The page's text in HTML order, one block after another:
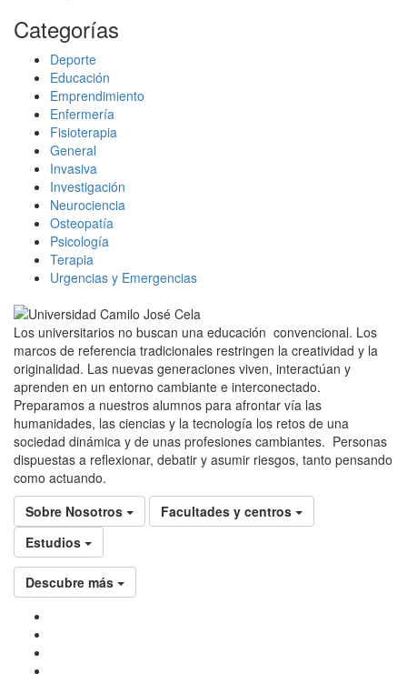
Categorías
Deporte
Educación
Emprendimiento
Enfermería
Fisioterapia
General
Invasiva
Investigación
Neurociencia
Osteopatía
Psicología
Terapia
Urgencias y Emergencias
Los universitarios no buscan una educación convencional. Los
marcos de referencia tradicionales restringen la creatividad y la
originalidad. Las nuevas generaciones viven, interactúan y
aprenden en un entorno cambiante e interconectado.
Preparamos a nuestros alumnos para afrontar vía las
humanidades, las ciencias y la tecnología los retos de una
sociedad dinámica y de unas profesiones cambiantes. Personas
dispuestas a reflexionar, debatir y asumir riesgos, tanto pensando
como actuando.
Sobre Nosotros
Facultades y centros
Estudios
Descubre más